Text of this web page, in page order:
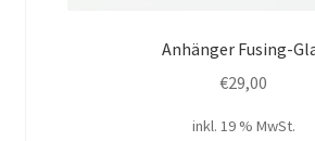
Anhänger Fusing-
€29,00
inkl. 19 % MwSt.